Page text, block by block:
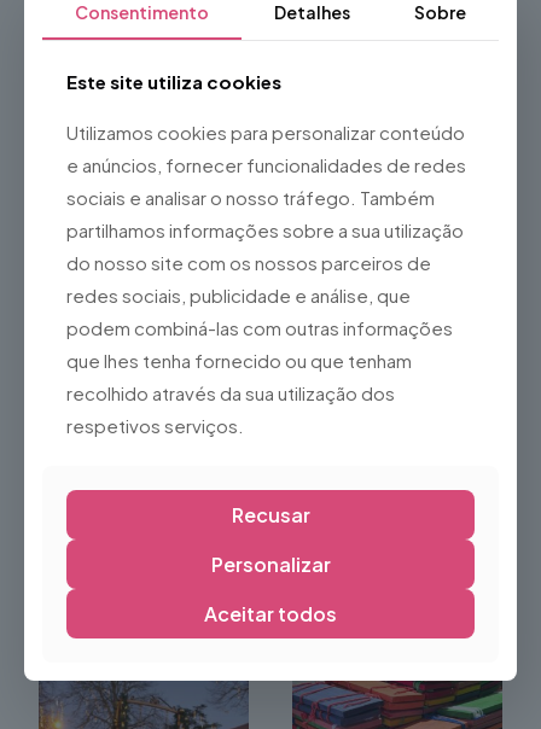
Arca em Madeira Entalhada
50,00€ 125,00€
NOVO
Balança Antiga em Madeira
Baliza Infantil de Futebol –
Compacta e Resistente
Consentimento Detalhes Sobre
Este site utiliza cookies
Utilizamos cookies para personalizar conteúdo
e anúncios, fornecer funcionalidades de redes
sociais e analisar o nosso tráfego. Também
partilhamos informações sobre a sua utilização
do nosso site com os nossos parceiros de
redes sociais, publicidade e análise, que
podem combiná-las com outras informações
que lhes tenha fornecido ou que tenham
recolhido através da sua utilização dos
respetivos serviços.
Recusar
Personalizar
Aceitar todos